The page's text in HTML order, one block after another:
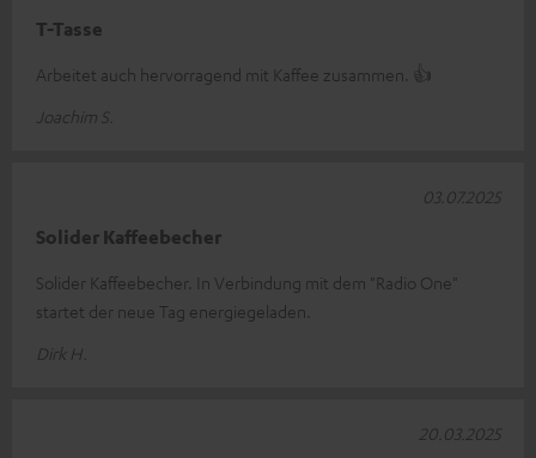
T-Tasse
Arbeitet auch hervorragend mit Kaffee zusammen. 👍
Joachim S.
Solider Kaffeebecher
Solider Kaffeebecher. In Verbindung mit dem "Radio One"
startet der neue Tag energiegeladen.
Dirk H.
03.07.2025
20.03.2025